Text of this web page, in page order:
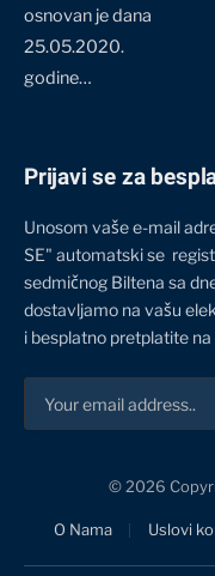
osnovan je dana
25.05.2020.
godine…
Prijavi se za
Unosom vaše e-mail
SE" automatski se
sedmičnog Biltena sa
dostavljamo na vašu
i besplatno pretplatite na
© 2026
O Nama Uslovi